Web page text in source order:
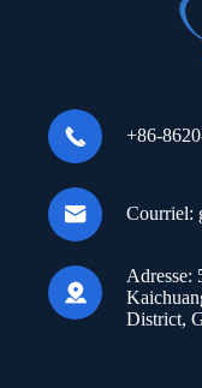
 +86-
 Courriel:

Adresse:
District,